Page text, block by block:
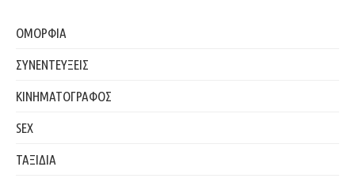
ΟΜΟΡΦΙΑ
ΣΥΝΕΝΤΕΥΞΕΙΣ
ΚΙΝΗΜΑΤΟΓΡΑΦΟΣ
SEX
ΤΑΞΙΔΙΑ